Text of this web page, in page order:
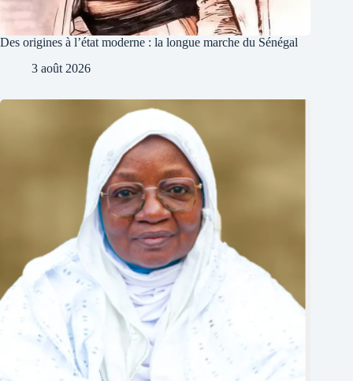
Des origines à l’état moderne : la longue marche du Sénégal
3 août 2026